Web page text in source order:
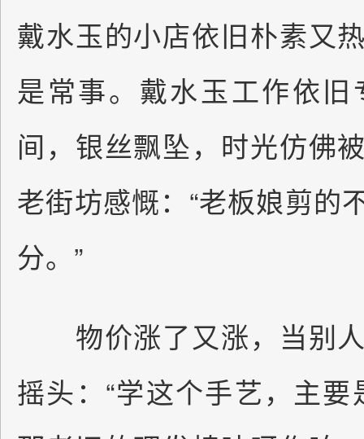
戴水玉的小店依旧朴素又
是常事。戴水玉工作依
间，银丝飘坠，时光仿佛
老街坊感慨：“老板娘剪的
分。”
物价涨了又涨，当别人
摇头：“学这个手艺，主